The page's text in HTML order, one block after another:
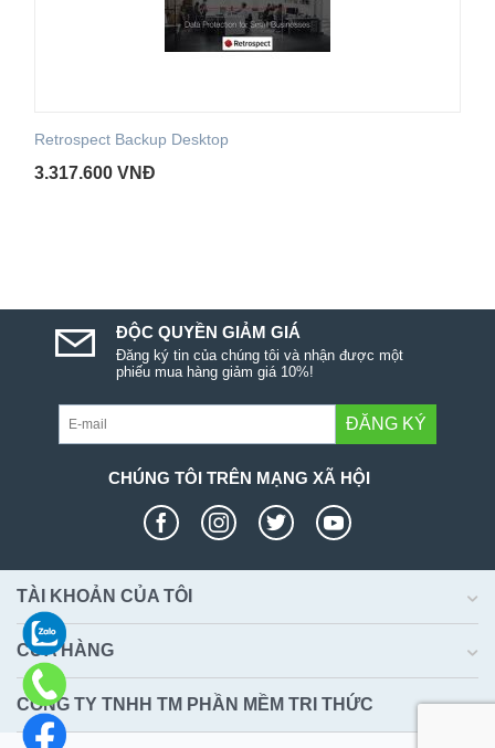
Retrospect Backup Desktop
3.317.600 VNĐ
ĐỘC QUYỀN GIẢM GIÁ
Đăng ký tin của chúng tôi và nhận được một
phiếu mua hàng giảm giá 10%!
ĐĂNG KÝ
CHÚNG TÔI TRÊN MẠNG XÃ HỘI
TÀI KHOẢN CỦA TÔI
CỬA HÀNG
CÔNG TY TNHH TM PHẦN MỀM TRI THỨC